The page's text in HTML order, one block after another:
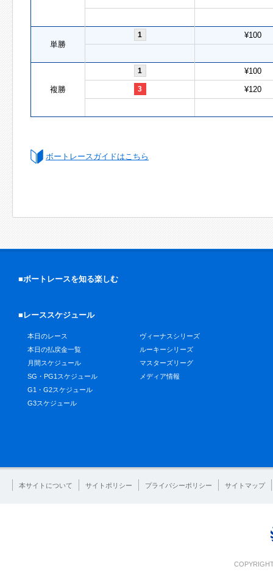
単勝
1 ¥100
複勝
1 ¥100
3 ¥120
ボートレースガイドはこちら
■ボートレースを知る楽しむ
■レーススケジュール
本日のレース
本日の払戻金一覧
月間スケジュール
SG・PG1スケジュール
G1・G2スケジュール
G3スケジュール
ヴィーナスシリーズ
ルーキーシリーズ
マスターズリーグ
メディア情報
本サイトについて サイトポリシー プライバシーポリシー サイトマップ